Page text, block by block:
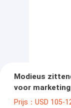
Modieus
voor
Prijs：USD 105-